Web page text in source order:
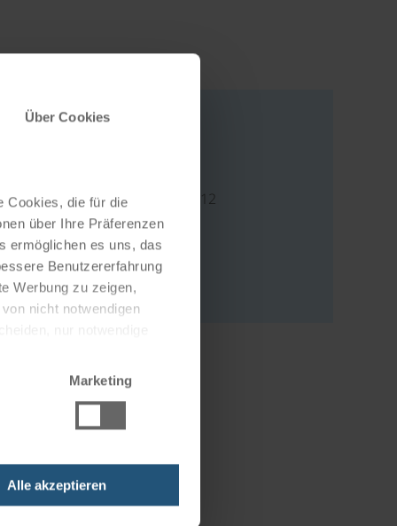
Über Cookies
Cookies, die für die
über Ihre Präferenzen
ermöglichen es uns, das
Benutzererfahrung
Werbung zu zeigen,
nicht notwendigen
Marketing
Alle akzeptieren
Konstanzer Straße 12
78476 Allensbach
Deutschland
Zur Webseite